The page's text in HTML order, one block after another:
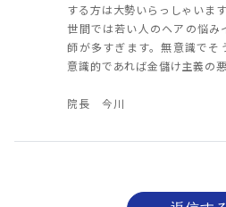
する方は大勢いらっしゃいます
世間では若い人のヘアの悩み
師が多すぎます。無意識でそ
意識的であれば金儲け主義の悪
院長 今川